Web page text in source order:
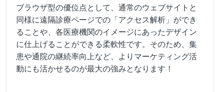
ブラウザ型の優位点として、通常のウェブサイトと
同様に遠隔診療ページでの「アクセス解析」ができ
ることや、各医療機関のイメージにあったデザイン
に仕上げることができる柔軟性です。そのため、集
患や通院の継続率向上など、よりマーケティング活
動にも活かせるのが最大の強みとなります！